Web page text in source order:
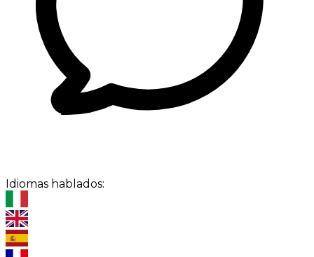
Idiomas hablados: